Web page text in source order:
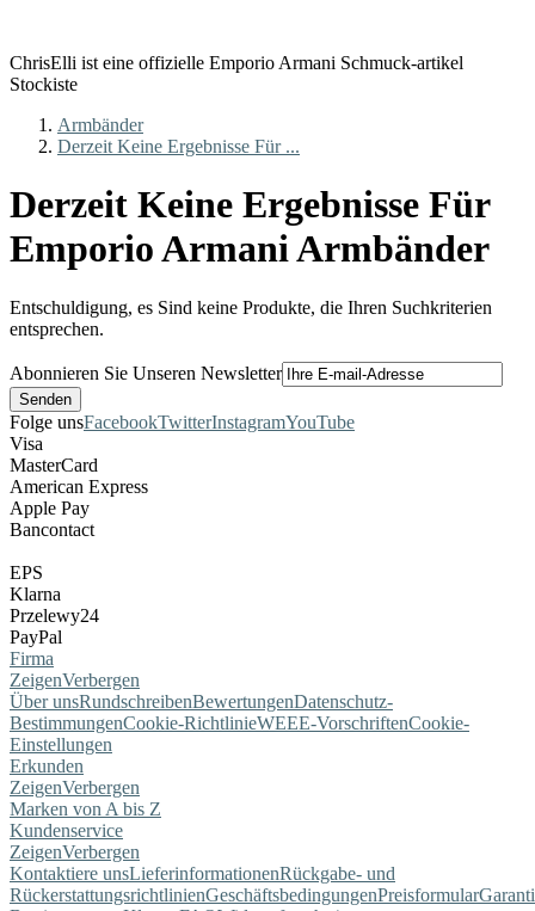
ChrisElli ist eine offizielle Emporio Armani Schmuck-artikel
Stockiste
Armbänder
Derzeit Keine Ergebnisse Für ...
Derzeit Keine Ergebnisse Für
Emporio Armani Armbänder
Entschuldigung, es Sind keine Produkte, die Ihren Suchkriterien
entsprechen.
Abonnieren Sie Unseren Newsletter
Folge unsFacebookTwitterInstagramYouTube
Visa
MasterCard
American Express
Apple Pay
Bancontact
EPS
Klarna
Przelewy24
PayPal
Firma
ZeigenVerbergen
Über unsRundschreibenBewertungenDatenschutz-
BestimmungenCookie-RichtlinieWEEE-VorschriftenCookie-
Einstellungen
Erkunden
ZeigenVerbergen
Marken von A bis Z
Kundenservice
ZeigenVerbergen
Kontaktiere unsLieferinformationenRückgabe- und
RückerstattungsrichtlinienGeschäftsbedingungenPreisformular